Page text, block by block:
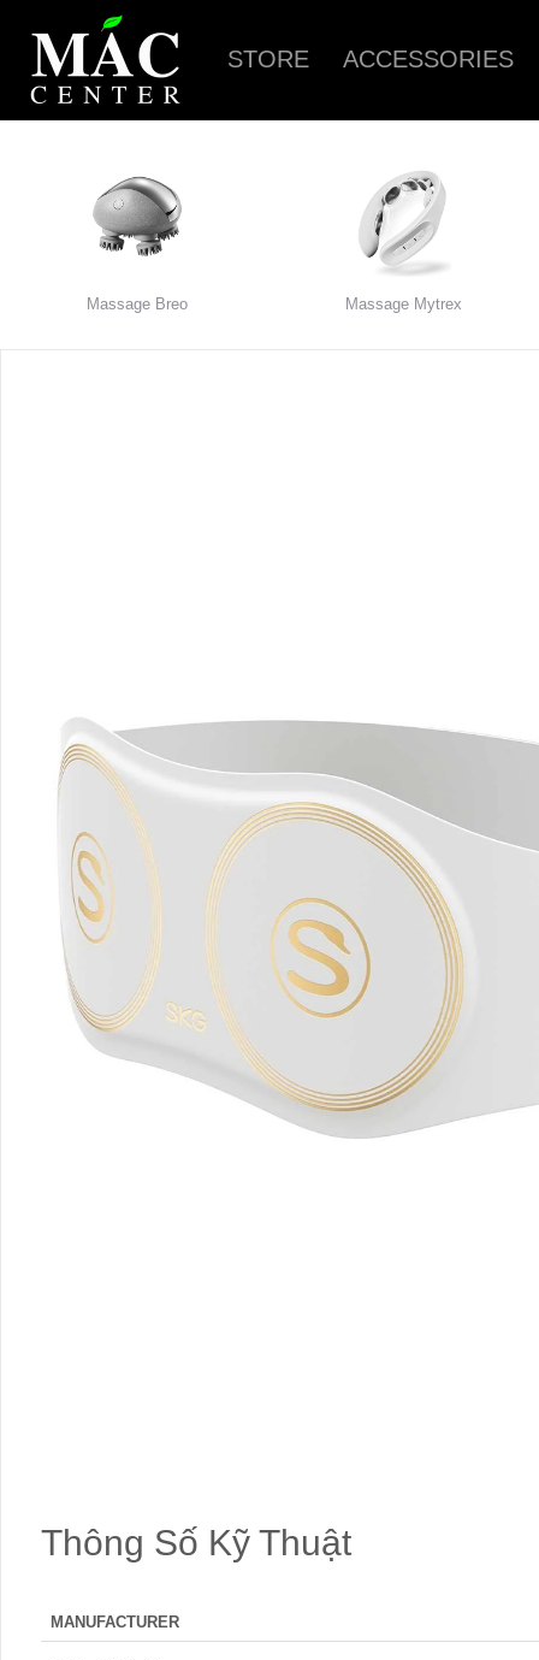
STORE ACCESSORIES
Massage Breo Massage Mytrex
Thông Số Kỹ Thuật
MANUFACTURER